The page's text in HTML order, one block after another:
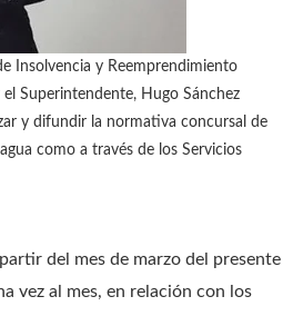
Insolvencia y Reemprendimiento
Superintendente, Hugo Sánchez
y difundir la normativa concursal de
como a través de los Servicios
del mes de marzo del presente
vez al mes, en relación con los